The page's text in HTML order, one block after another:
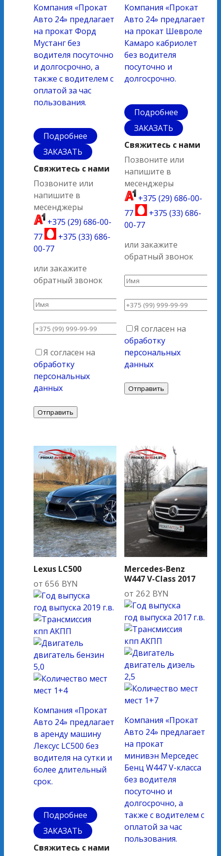
Компания «Прокат
Авто 24» предлагает
на прокат Форд
Мустанг без
водителя посуточно
и долгосрочно, а
также с водителем с
оплатой за час
пользования.
Подробнее
ЗАКАЗАТЬ
Свяжитесь с нами
Позвоните или
напишите в
месенджеры
+375 (29) 686-00-
77
+375 (33) 686-
00-77
или закажите
обратный звонок
Я согласен на
обработку
персональных
данных
Компания «Прокат
Авто 24» предлагает
на прокат Шевроле
Камаро кабриолет
без водителя
посуточно и
долгосрочно.
Подробнее
ЗАКАЗАТЬ
Свяжитесь с нами
Позвоните или
напишите в
месенджеры
+375 (29) 686-00-
77
+375 (33) 686-
00-77
или закажите
обратный звонок
Я согласен на
обработку
персональных
данных
Lexus LC500
от 656 BYN
год выпуска 2019 г.в.
кпп АКПП
двигатель бензин
5,0
мест 1+4
Компания «Прокат
Авто 24» предлагает
в аренду машину
Лексус LC500 без
водителя на сутки и
более длительный
срок.
Подробнее
ЗАКАЗАТЬ
Свяжитесь с нами
Mercedes-Benz
W447 V-Class 2017
от 262 BYN
год выпуска 2017 г.в.
кпп АКПП
двигатель дизель
2,5
мест 1+7
Компания «Прокат
Авто 24» предлагает
на прокат
минивэн Мерседес
Бенц W447 V-класса
без водителя
посуточно и
долгосрочно, а
также с водителем с
оплатой за час
пользования.